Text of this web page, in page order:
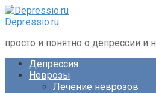
Перейти
к
Depressio.ru
просто и понятно о депрессии и
Депрессия
Неврозы
Лечение неврозов